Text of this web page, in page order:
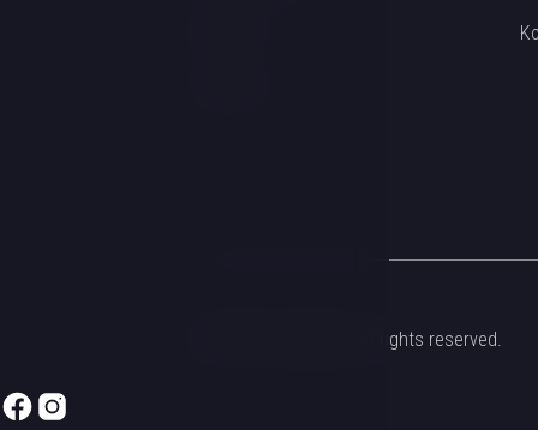
© 2026 Hotel Štekl. All rights reserved.